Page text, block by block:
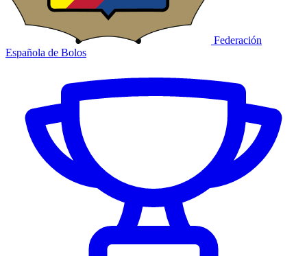
Federación
Española de Bolos